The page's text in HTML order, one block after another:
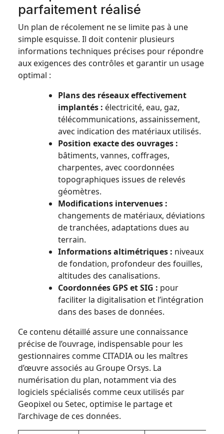
parfaitement réalisé
Un plan de récolement ne se limite pas à une
simple esquisse. Il doit contenir plusieurs
informations techniques précises pour répondre
aux exigences des contrôles et garantir un usage
optimal :
Plans des réseaux effectivement
implantés : électricité, eau, gaz,
télécommunications, assainissement,
avec indication des matériaux utilisés.
Position exacte des ouvrages :
bâtiments, vannes, coffrages,
charpentes, avec coordonnées
topographiques issues de relevés
géomètres.
Modifications intervenues :
changements de matériaux, déviations
de tranchées, adaptations dues au
terrain.
Informations altimétriques : niveaux
de fondation, profondeur des fouilles,
altitudes des canalisations.
Coordonnées GPS et SIG : pour
faciliter la digitalisation et l’intégration
dans des bases de données.
Ce contenu détaillé assure une connaissance
précise de l’ouvrage, indispensable pour les
gestionnaires comme CITADIA ou les maîtres
d’œuvre associés au Groupe Orsys. La
numérisation du plan, notamment via des
logiciels spécialisés comme ceux utilisés par
Geopixel ou Setec, optimise le partage et
l’archivage de ces données.